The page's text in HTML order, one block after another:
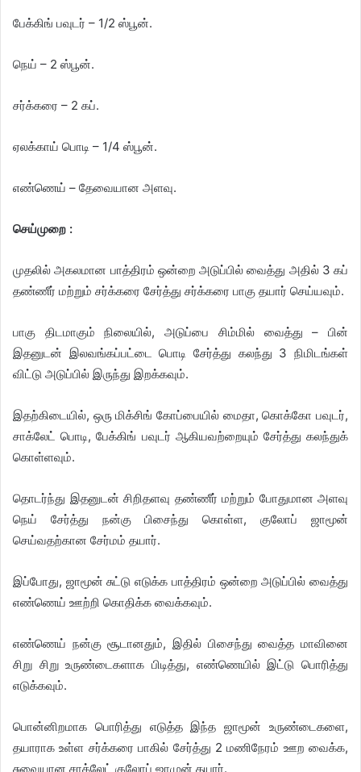
பேக்கிங் பவுடர் – 1/2 ஸ்பூன்.
நெய் – 2 ஸ்பூன்.
சர்க்கரை – 2 கப்.
ஏலக்காய் பொடி – 1/4 ஸ்பூன்.
எண்ணெய் – தேவையான அளவு.
செய்முறை :
முதலில் அகலமான பாத்திரம் ஒன்றை அடுப்பில் வைத்து அதில் 3 கப்
தண்ணீர் மற்றும் சர்க்கரை சேர்த்து சர்க்கரை பாகு தயார் செய்யவும்.
பாகு திடமாகும் நிலையில், அடுப்பை சிம்மில் வைத்து – பின்
இதனுடன் இலவங்கப்பட்டை பொடி சேர்த்து கலந்து 3 நிமிடங்கள்
விட்டு அடுப்பில் இருந்து இறக்கவும்.
இதற்கிடையில், ஒரு மிக்சிங் கோப்பையில் மைதா, கொக்கோ பவுடர்,
சாக்லேட் பொடி, பேக்கிங் பவுடர் ஆகியவற்றையும் சேர்த்து கலந்துக்
கொள்ளவும்.
தொடர்ந்து இதனுடன் சிறிதளவு தண்ணீர் மற்றும் போதுமான அளவு
நெய் சேர்த்து நன்கு பிசைந்து கொள்ள, குலோப் ஜாமூன்
செய்வதற்கான சேர்மம் தயார்.
இப்போது, ஜாமூன் சுட்டு எடுக்க பாத்திரம் ஒன்றை அடுப்பில் வைத்து
எண்ணெய் ஊற்றி கொதிக்க வைக்கவும்.
எண்ணெய் நன்கு சூடானதும், இதில் பிசைந்து வைத்த மாவினை
சிறு சிறு உருண்டைகளாக பிடித்து, எண்ணெயில் இட்டு பொரித்து
எடுக்கவும்.
பொன்னிறமாக பொரித்து எடுத்த இந்த ஜாமூன் உருண்டைகளை,
தயாராக உள்ள சர்க்கரை பாகில் சேர்த்து 2 மணிநேரம் ஊற வைக்க,
சுவையான சாக்லேட் குலோப் ஜாமுன் தயார்.